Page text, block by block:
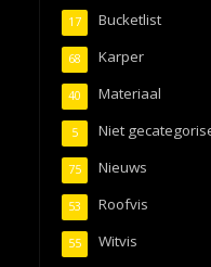
Bucketlist
17
Karper
68
Materiaal
40
Niet
5
Nieuws
75
Roofvis
53
Witvis
55